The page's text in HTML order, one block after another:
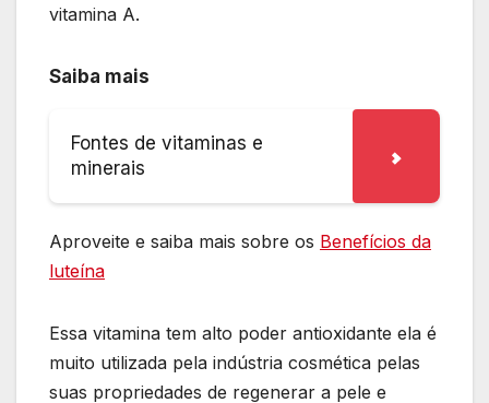
vitamina A.
Saiba mais
Fontes de vitaminas e
minerais
Aproveite e saiba mais sobre os Benefícios da
luteína
Essa vitamina tem alto poder antioxidante ela é
muito utilizada pela indústria cosmética pelas
suas propriedades de regenerar a pele e